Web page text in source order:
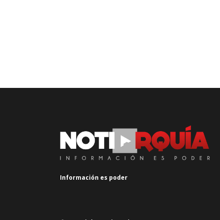
Información es poder